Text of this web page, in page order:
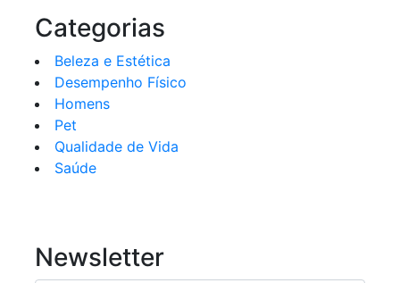
Categorias
Beleza e Estética
Desempenho Físico
Homens
Pet
Qualidade de Vida
Saúde
Newsletter